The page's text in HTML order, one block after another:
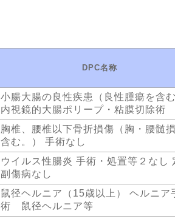
DPC名称
小腸大腸の良性疾患（良性腫瘍を含
内視鏡的大腸ポリープ・粘膜切除術
胸椎、腰椎以下骨折損傷（胸・腰髄
含む。） 手術なし
ウイルス性腸炎 手術・処置等２なし
副傷病なし
鼠径ヘルニア（15歳以上） ヘルニア
術 鼠径ヘルニア等